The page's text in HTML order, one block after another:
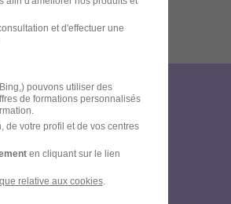
et
!
et d'effectuer une
pouvons utiliser des
de formations personnalisés
de votre profil et de vos centres
en cliquant sur le lien
relative aux cookies.